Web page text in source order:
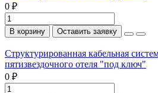
0 ₽
В корзину Оставить заявку
Структурированная кабельная
пятизвездочного отеля "под ключ"
0 ₽